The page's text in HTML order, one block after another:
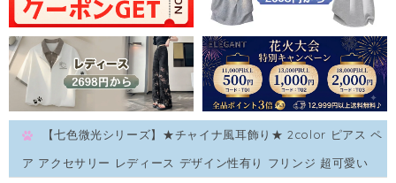
【七色微光シリーズ】★チャイナ風耳飾り★ 2color ピアス ペ
ア アクセサリー レディース デザイン性有り フリンジ 超可愛い